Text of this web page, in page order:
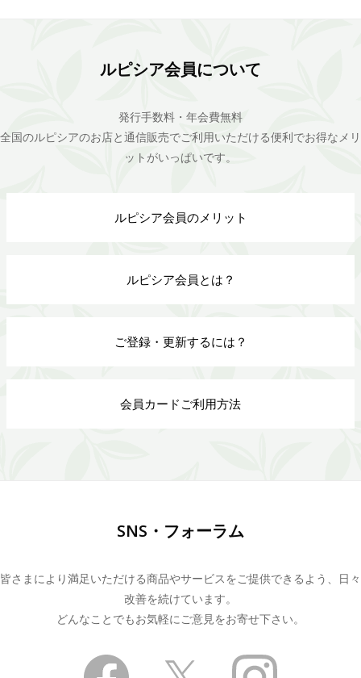
ルピシア会員について
発行手数料・年会費無料
全国のルピシアのお店と通信販売でご利用いただける便利でお得なメリ
ットがいっぱいです。
ルピシア会員のメリット
ルピシア会員とは？
ご登録・更新するには？
会員カードご利用方法
SNS・フォーラム
皆さまにより満足いただける商品やサービスをご提供できるよう、日々
改善を続けています。
どんなことでもお気軽にご意見をお寄せ下さい。